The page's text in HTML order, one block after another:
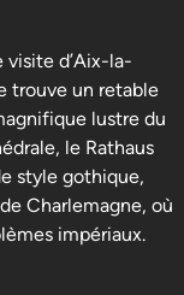
d’Aix-la-
trouve un retable
lustre du
le Rathaus
style gothique,
Charlemagne, où
impériaux.